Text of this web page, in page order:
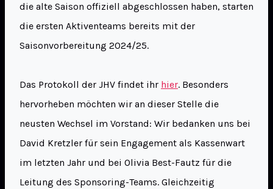
die alte Saison offiziell abgeschlossen haben, starten
die ersten Aktiventeams bereits mit der
Saisonvorbereitung 2024/25.
Das Protokoll der JHV findet ihr hier. Besonders
hervorheben möchten wir an dieser Stelle die
neusten Wechsel im Vorstand: Wir bedanken uns bei
David Kretzler für sein Engagement als Kassenwart
im letzten Jahr und bei Olivia Best-Fautz für die
Leitung des Sponsoring-Teams. Gleichzeitig